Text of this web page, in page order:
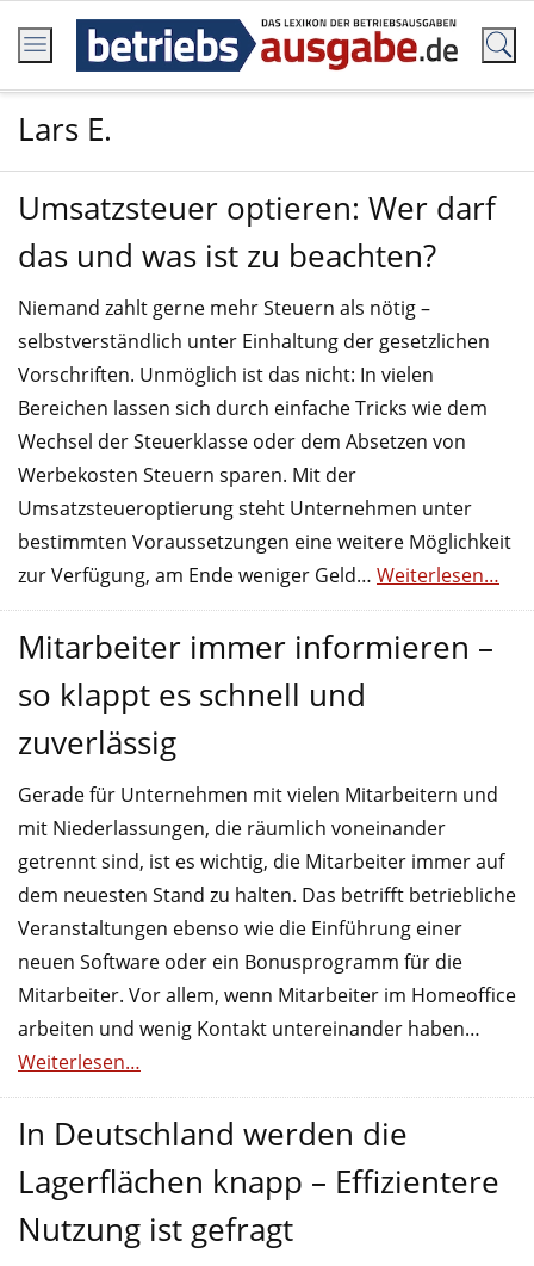
Lars E.
Umsatzsteuer optieren: Wer darf
das und was ist zu beachten?
Niemand zahlt gerne mehr Steuern als nötig –
selbstverständlich unter Einhaltung der gesetzlichen
Vorschriften. Unmöglich ist das nicht: In vielen
Bereichen lassen sich durch einfache Tricks wie dem
Wechsel der Steuerklasse oder dem Absetzen von
Werbekosten Steuern sparen. Mit der
Umsatzsteueroptierung steht Unternehmen unter
bestimmten Voraussetzungen eine weitere Möglichkeit
zur Verfügung, am Ende weniger Geld… Weiterlesen…
Mitarbeiter immer informieren –
so klappt es schnell und
zuverlässig
Gerade für Unternehmen mit vielen Mitarbeitern und
mit Niederlassungen, die räumlich voneinander
getrennt sind, ist es wichtig, die Mitarbeiter immer auf
dem neuesten Stand zu halten. Das betrifft betriebliche
Veranstaltungen ebenso wie die Einführung einer
neuen Software oder ein Bonusprogramm für die
Mitarbeiter. Vor allem, wenn Mitarbeiter im Homeoffice
arbeiten und wenig Kontakt untereinander haben…
Weiterlesen…
In Deutschland werden die
Lagerflächen knapp – Effizientere
Nutzung ist gefragt